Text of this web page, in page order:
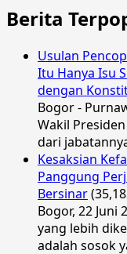
Berita
Usulan
Itu Hanya Isu
dengan
Bogor -
Wakil
dari
Kesaksian
Panggung
Bersinar
Bogor, 22 Juni
yang lebih
adalah sosok